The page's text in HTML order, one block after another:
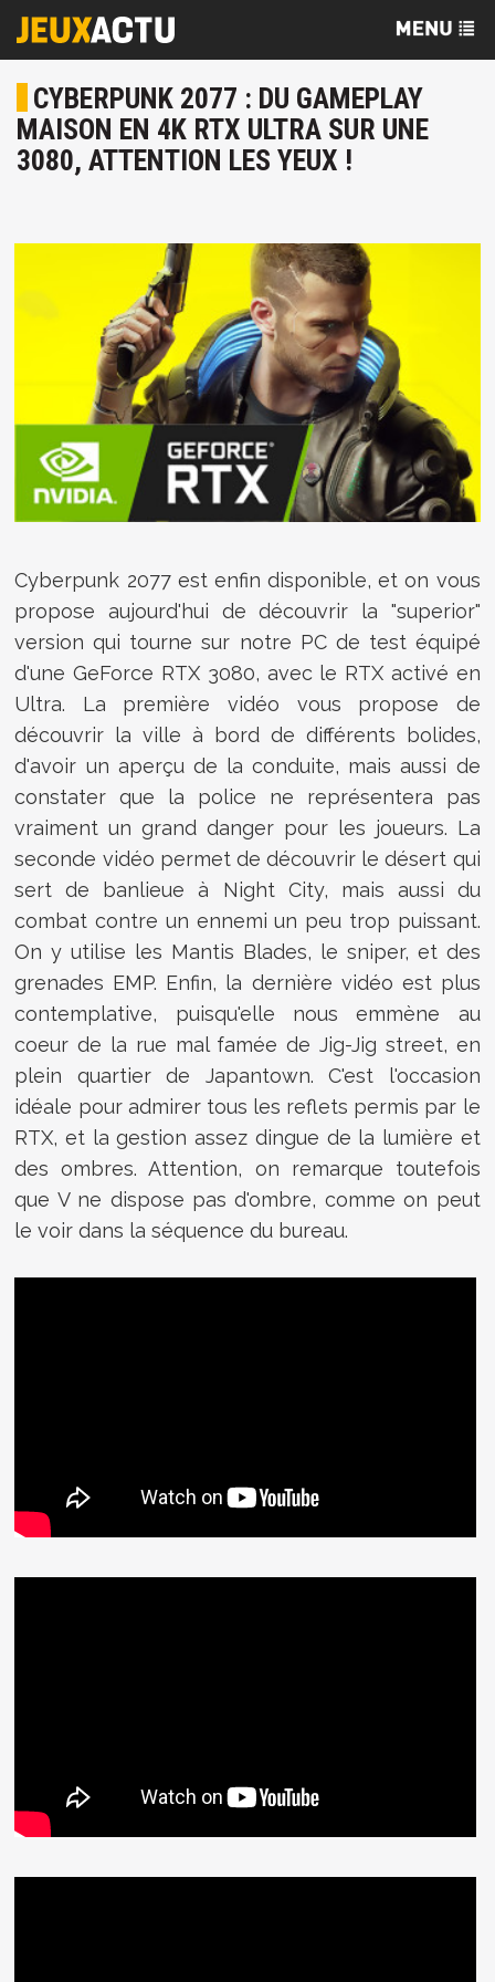
CYBERPUNK 2077 : DU GAMEPLAY
MAISON EN 4K RTX ULTRA SUR UNE
3080, ATTENTION LES YEUX !
Cyberpunk 2077 est enfin disponible, et on vous
propose aujourd'hui de découvrir la "superior"
version qui tourne sur notre PC de test équipé
d'une GeForce RTX 3080, avec le RTX activé en
Ultra. La première vidéo vous propose de
découvrir la ville à bord de différents bolides,
d'avoir un aperçu de la conduite, mais aussi de
constater que la police ne représentera pas
vraiment un grand danger pour les joueurs. La
seconde vidéo permet de découvrir le désert qui
sert de banlieue à Night City, mais aussi du
combat contre un ennemi un peu trop puissant.
On y utilise les Mantis Blades, le sniper, et des
grenades EMP. Enfin, la dernière vidéo est plus
contemplative, puisqu'elle nous emmène au
coeur de la rue mal famée de Jig-Jig street, en
plein quartier de Japantown. C'est l'occasion
idéale pour admirer tous les reflets permis par le
RTX, et la gestion assez dingue de la lumière et
des ombres. Attention, on remarque toutefois
que V ne dispose pas d'ombre, comme on peut
le voir dans la séquence du bureau.